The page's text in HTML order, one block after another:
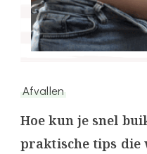
Afvallen
Hoe kun je snel
praktische tips die